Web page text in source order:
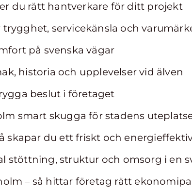
du rätt hantverkare för ditt projekt
servicekänsla och
på svenska vägar
historia och upplevelser vid älven
beslut i företaget
smart skugga för stadens
skapar du ett friskt och
stöttning, struktur och omsorg i en
– så hittar företag rätt